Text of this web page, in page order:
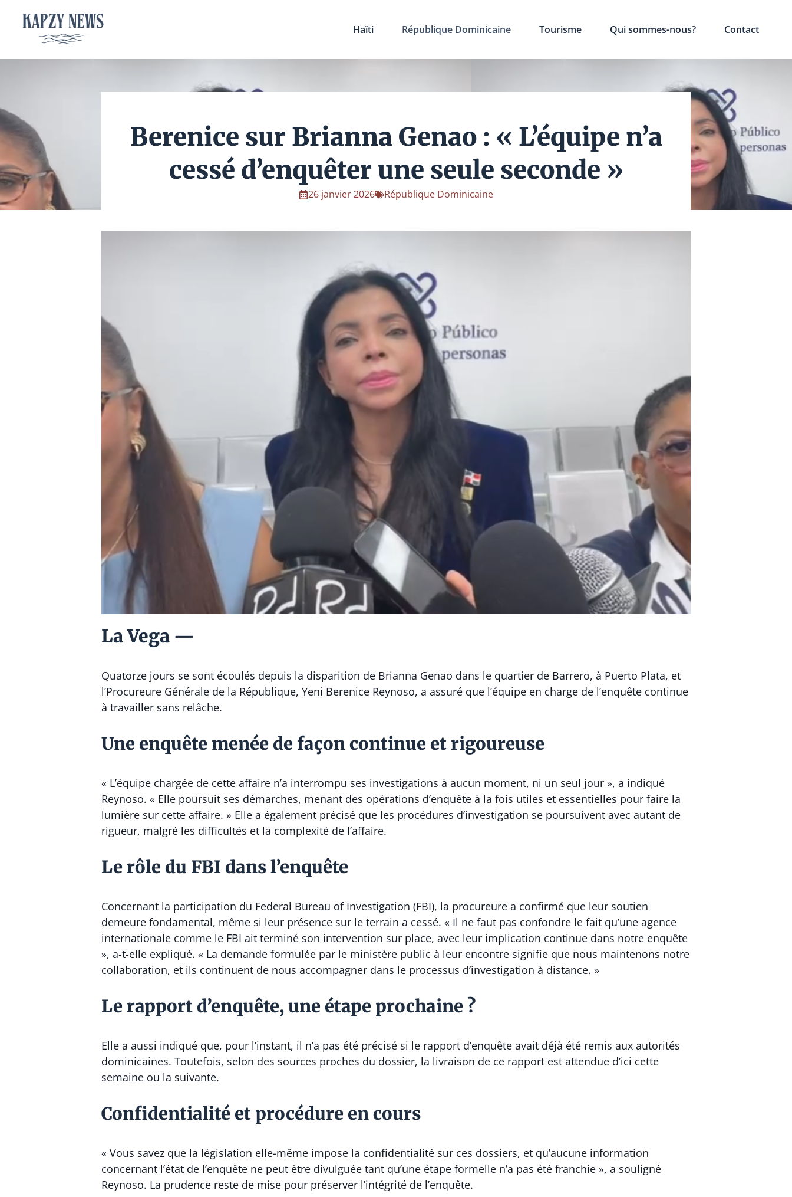
contenu
Haïti République Dominicaine Tourisme Qui sommes-nous? Contact
Berenice sur Brianna Genao : « L’équipe n’a
cessé d’enquêter une seule seconde »
26 janvier 2026 République Dominicaine
La Vega —
Quatorze jours se sont écoulés depuis la disparition de Brianna Genao dans le quartier de Barrero, à Puerto Plata, et
l’Procureure Générale de la République, Yeni Berenice Reynoso, a assuré que l’équipe en charge de l’enquête continue
à travailler sans relâche.
Une enquête menée de façon continue et rigoureuse
« L’équipe chargée de cette affaire n’a interrompu ses investigations à aucun moment, ni un seul jour », a indiqué
Reynoso. « Elle poursuit ses démarches, menant des opérations d’enquête à la fois utiles et essentielles pour faire la
lumière sur cette affaire. » Elle a également précisé que les procédures d’investigation se poursuivent avec autant de
rigueur, malgré les difficultés et la complexité de l’affaire.
Le rôle du FBI dans l’enquête
Concernant la participation du Federal Bureau of Investigation (FBI), la procureure a confirmé que leur soutien
demeure fondamental, même si leur présence sur le terrain a cessé. « Il ne faut pas confondre le fait qu’une agence
internationale comme le FBI ait terminé son intervention sur place, avec leur implication continue dans notre enquête
», a-t-elle expliqué. « La demande formulée par le ministère public à leur encontre signifie que nous maintenons notre
collaboration, et ils continuent de nous accompagner dans le processus d’investigation à distance. »
Le rapport d’enquête, une étape prochaine ?
Elle a aussi indiqué que, pour l’instant, il n’a pas été précisé si le rapport d’enquête avait déjà été remis aux autorités
dominicaines. Toutefois, selon des sources proches du dossier, la livraison de ce rapport est attendue d’ici cette
semaine ou la suivante.
Confidentialité et procédure en cours
« Vous savez que la législation elle-même impose la confidentialité sur ces dossiers, et qu’aucune information
concernant l’état de l’enquête ne peut être divulguée tant qu’une étape formelle n’a pas été franchie », a souligné
Reynoso. La prudence reste de mise pour préserver l’intégrité de l’enquête.